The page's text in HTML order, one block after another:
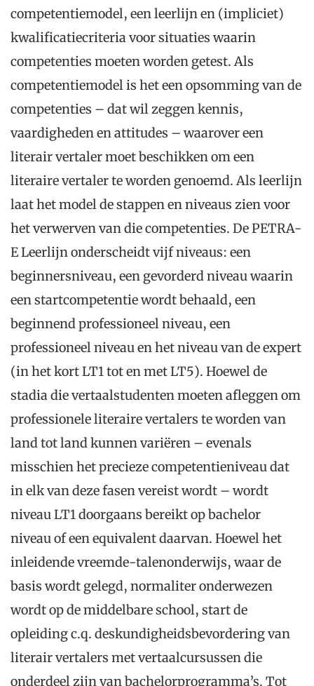
competentiemodel, een leerlijn en (impliciet)
kwalificatiecriteria voor situaties waarin
competenties moeten worden getest. Als
competentiemodel is het een opsomming van de
competenties – dat wil zeggen kennis,
vaardigheden en attitudes – waarover een
literair vertaler moet beschikken om een
literaire vertaler te worden genoemd. Als leerlijn
laat het model de stappen en niveaus zien voor
het verwerven van die competenties. De PETRA-
E Leerlijn onderscheidt vijf niveaus: een
beginnersniveau, een gevorderd niveau waarin
een startcompetentie wordt behaald, een
beginnend professioneel niveau, een
professioneel niveau en het niveau van de expert
(in het kort LT1 tot en met LT5). Hoewel de
stadia die vertaalstudenten moeten afleggen om
professionele literaire vertalers te worden van
land tot land kunnen variëren – evenals
misschien het precieze competentieniveau dat
in elk van deze fasen vereist wordt – wordt
niveau LT1 doorgaans bereikt op bachelor
niveau of een equivalent daarvan. Hoewel het
inleidende vreemde-talenonderwijs, waar de
basis wordt gelegd, normaliter onderwezen
wordt op de middelbare school, start de
opleiding c.q. deskundigheidsbevordering van
literair vertalers met vertaalcursussen die
onderdeel zijn van bachelorprogramma’s. Tot